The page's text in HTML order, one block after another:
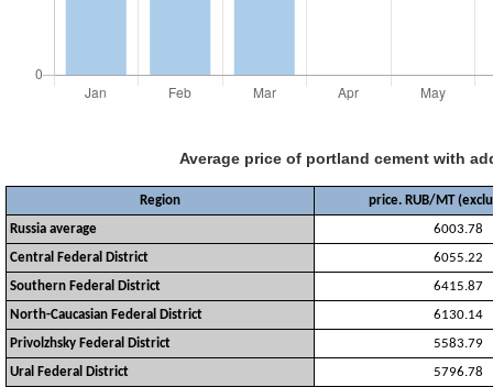
Average price of portland cement with
Region
price. RUB/MT
Russia average
6003.78
Central Federal District
6055.22
Southern Federal District
6415.87
North-Caucasian Federal District
6130.14
Privolzhsky Federal District
5583.79
Ural Federal District
5796.78